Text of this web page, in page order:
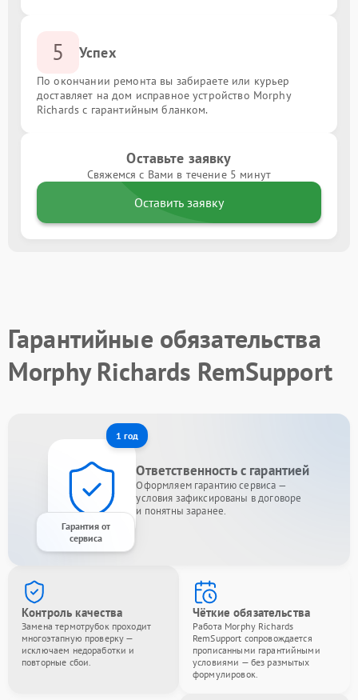
5 Успех
По окончании ремонта вы забираете или курьер
доставляет на дом исправное устройство Morphy
Richards с гарантийным бланком.
Оставьте заявку
Свяжемся с Вами в течение 5 минут
Оставить заявку
Гарантийные обязательства
Morphy Richards RemSupport
1 год
Гарантия от
сервиса
Ответственность с гарантией
Оформляем гарантию сервиса —
условия зафиксированы в договоре
и понятны заранее.
Контроль качества
Замена термотрубок проходит
многоэтапную проверку —
исключаем недоработки и
повторные сбои.
Чёткие обязательства
Работа Morphy Richards
RemSupport сопровождается
прописанными гарантийными
условиями — без размытых
формулировок.